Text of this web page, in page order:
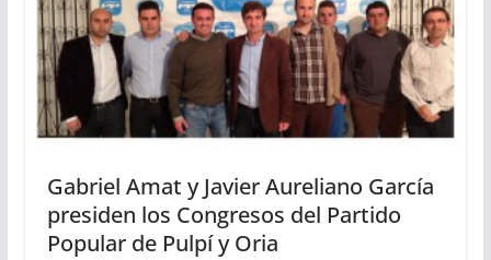
Gabriel Amat y Javier Aureliano García
presiden los Congresos del Partido
Popular de Pulpí y Oria